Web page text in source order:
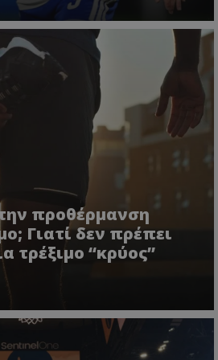
προθέρμανση
Γιατί δεν πρέπει
τρέξιμο “κρύος”